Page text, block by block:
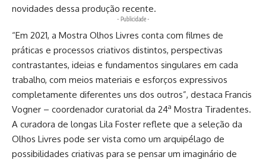
novidades dessa produção recente.
- Publicidade -
“Em 2021, a Mostra Olhos Livres conta com filmes de
práticas e processos criativos distintos, perspectivas
contrastantes, ideias e fundamentos singulares em cada
trabalho, com meios materiais e esforços expressivos
completamente diferentes uns dos outros”, destaca Francis
Vogner – coordenador curatorial da 24a Mostra Tiradentes.
A curadora de longas Lila Foster reflete que a seleção da
Olhos Livres pode ser vista como um arquipélago de
possibilidades criativas para se pensar um imaginário de